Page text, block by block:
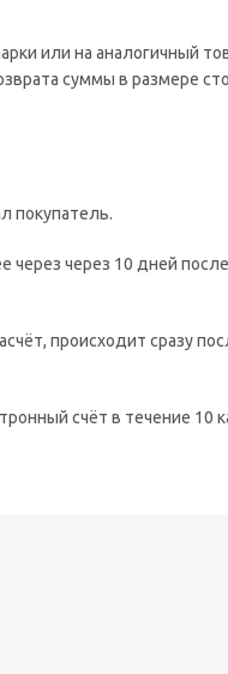
или на аналогичный
суммы в размере
покупатель.
через через 10 дней
происходит сразу
счёт в течение 10